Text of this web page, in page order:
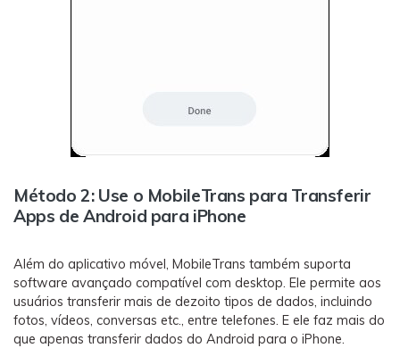
Método 2: Use o MobileTrans para Transferir
Apps de Android para iPhone
Além do aplicativo móvel, MobileTrans também suporta
software avançado compatível com desktop. Ele permite aos
usuários transferir mais de dezoito tipos de dados, incluindo
fotos, vídeos, conversas etc., entre telefones. E ele faz mais do
que apenas transferir dados do Android para o iPhone.